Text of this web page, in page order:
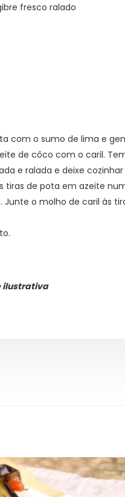
fresco ralado
com o sumo de lima e
de côco com o caril.
e ralada e deixe
tiras de pota em azeite
Junte o molho de caril às
ilustrativa